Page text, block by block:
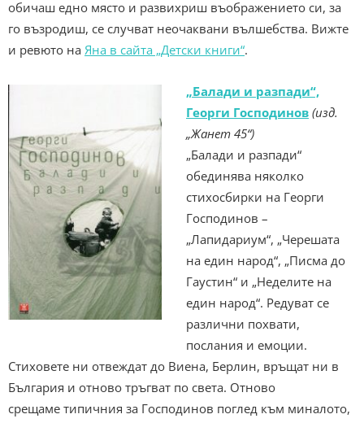
обичаш едно място и развихриш въображението си, за
го възродиш, се случват неочаквани вълшебства. Вижте
и ревюто на Яна в сайта „Детски книги“.
„Балади и разпади“,
Георги Господинов (изд.
„Жанет 45“)
„Балади и разпади“
обединява няколко
стихосбирки на Георги
Господинов –
„Лапидариум“, „Черешата
на един народ“, „Писма до
Гаустин“ и „Неделите на
един народ“. Редуват се
различни похвати,
послания и емоции.
Стиховете ни отвеждат до Виена, Берлин, връщат ни в
България и отново тръгват по света. Отново
срещаме типичния за Господинов поглед към миналото,